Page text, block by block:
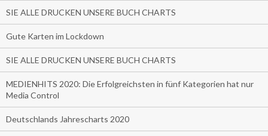
SIE ALLE DRUCKEN UNSERE BUCH CHARTS
Gute Karten im Lockdown
SIE ALLE DRUCKEN UNSERE BUCH CHARTS
MEDIENHITS 2020: Die Erfolgreichsten in fünf Kategorien hat nur
Media Control
Deutschlands Jahrescharts 2020